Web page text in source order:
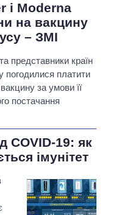
і Moderna
на вакцину
– ЗМІ
представники країн
погодилися платити
за умови її
постачання
COVID-19: як
імунітет